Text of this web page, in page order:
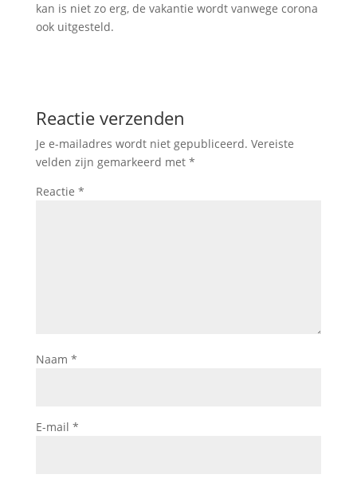
kan is niet zo erg, de vakantie wordt vanwege corona
ook uitgesteld.
Reactie verzenden
Je e-mailadres wordt niet gepubliceerd. Vereiste
velden zijn gemarkeerd met *
Reactie *
Naam *
E-mail *